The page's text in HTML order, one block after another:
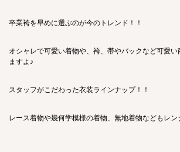
卒業袴を早めに選ぶのが今のトレンド！！
オシャレで可愛い着物や、袴、帯やバックなど可愛い
ますよ♪
スタッフがこだわった衣装ラインナップ！！
レース着物や幾何学模様の着物、無地着物などもレン